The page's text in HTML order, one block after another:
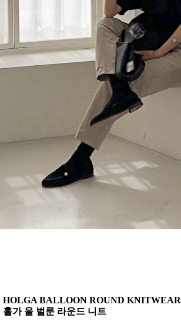
HOLGA BALLOON ROUND KNITWEAR
홀가 울 벌룬 라운드 니트